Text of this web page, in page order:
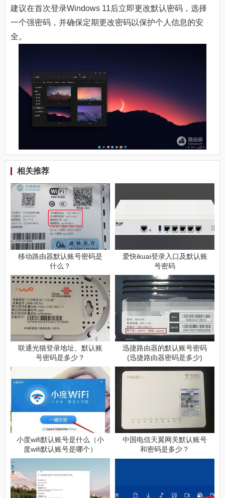
建议在首次登录Windows 11后立即更改默认密码，选择
一个强密码，并确保定期更改密码以保护个人信息的安
全。
相关推荐
移动路由器默认账号密码是
什么？
爱快ikuai登录入口及默认账
号密码
联通光猫登录地址、默认账
号密码是多少？
迅捷路由器的默认账号密码
(迅捷路由器密码是多少)
小度wifi默认账号是什么（小
度wifi默认账号是哪个）
中国电信天翼网关默认账号
和密码是多少？